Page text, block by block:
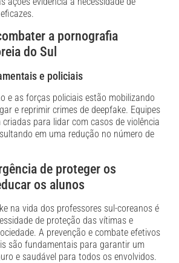
a pornografia
do Sul
e policiais
e as forças policiais estão mobilizando
e reprimir crimes de deepfake. Equipes
para lidar com casos de violência
em uma redução no número de
de proteger os
os alunos
na vida dos professores sul-coreanos é
de proteção das vítimas e
A prevenção e combate efetivos
são fundamentais para garantir um
e saudável para todos os envolvidos.